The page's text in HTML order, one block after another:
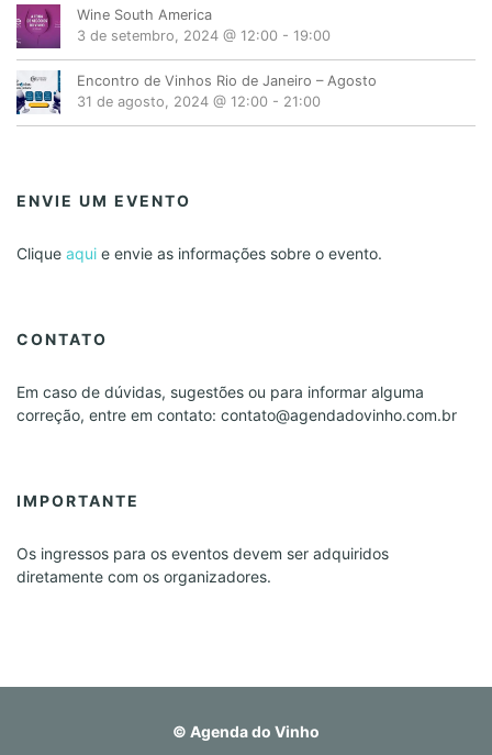
T
E
R
A
D
Wine South America
3 de setembro, 2024 @ 12:00 - 19:00
Encontro de Vinhos Rio de Janeiro – Agosto
31 de agosto, 2024 @ 12:00 - 21:00
ENVIE UM EVENTO
Clique aqui e envie as informações sobre o evento.
CONTATO
Em caso de dúvidas, sugestões ou para informar alguma
correção, entre em contato: contato@agendadovinho.com.br
IMPORTANTE
Os ingressos para os eventos devem ser adquiridos
diretamente com os organizadores.
© Agenda do Vinho